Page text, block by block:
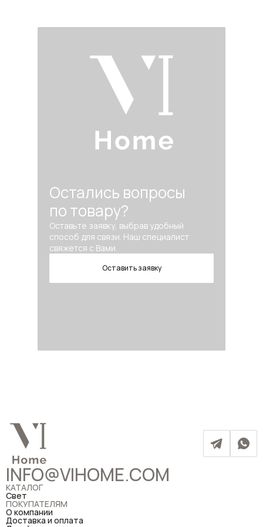
Остались вопросы
по товару?
Оставьте заявку, выбрав удобный
способ для связи. Наш специалист
свяжется с Вами.
Оставить заявку
INFO@VIHOME.COM
КАТАЛОГ
Свет
ПОКУПАТЕЛЯМ
О компании
Доставка и оплата